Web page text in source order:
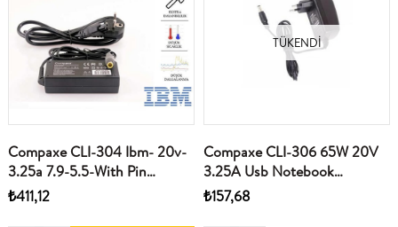
Compaxe CLI-304 Ibm- 20v-
3.25a 7.9-5.5-With Pin
Notebook Adaptör
₺411,12
TÜKENDI
Compaxe CLI-306 65W 20V
3.25A Usb Notebook
Adaptörü Ibm-Lenovo
₺157,68